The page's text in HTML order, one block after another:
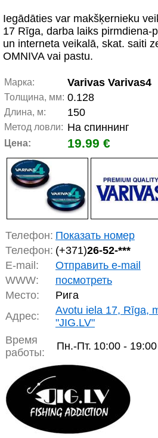
Iegādāties var makšķernieku
17 Rīga, darba laiks pirmdiena-
un interneta veikalā, skat. saiti
OMNIVA vai pastu.
Марка: Varivas Varivas4
Толщина, мм: 0.128
Длина, м: 150
Метод ловли: На спиннинг
Цена: 19.99 €
Телефон: Показать номер
Телефон: (+371)26-52-***
E-mail:
Отправить e-mail
WWW:
посмотреть
Место:
Рига
Адрес:
Avotu iela 17, Rīga,
"JIG.LV"
Время
работы:
Пн.-Пт. 10:00 - 19:00